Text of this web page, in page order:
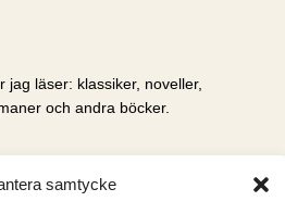
samtycke
jag läser: klassiker, noveller,
och andra böcker.